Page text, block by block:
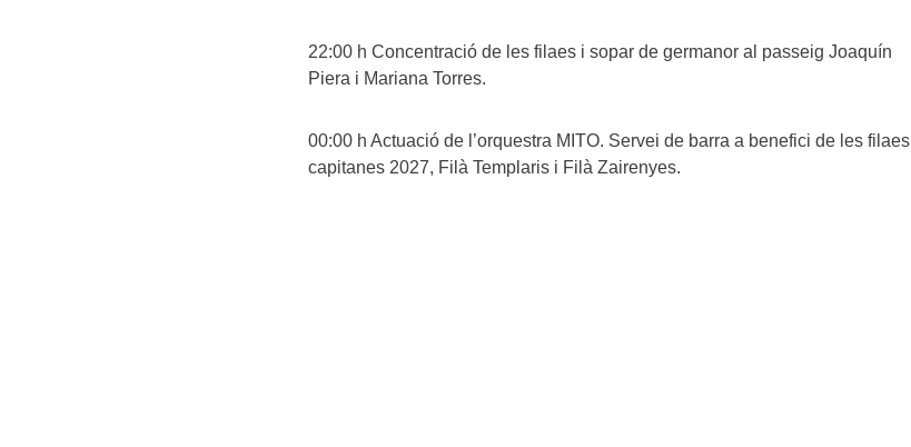
22:00 h Concentració de les filaes i sopar de germanor al passeig Joaquín
Piera i Mariana Torres.
00:00 h Actuació de l’orquestra MITO. Servei de barra a benefici de les filaes
capitanes 2027, Filà Templaris i Filà Zairenyes.